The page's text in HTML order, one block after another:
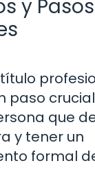
y Pasos
paso
que
y tener un
formal